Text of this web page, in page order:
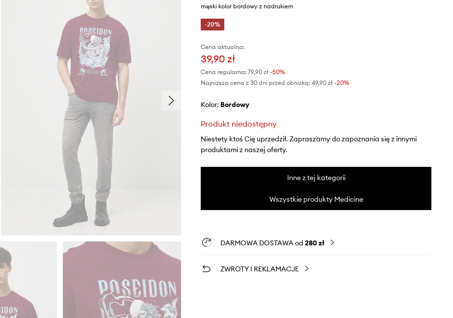
męski kolor bordowy z nadrukiem
-20%
Cena aktualna:
39,90 zł
Cena regularna: 79,90 zł-50%
Najniższa cena z 30 dni przed obniżką: 49,90 zł -20%
Kolor: bordowy
Produkt niedostępny
Niestety ktoś Cię uprzedził. Zapraszamy do zapoznania się z innymi
produktami z naszej oferty.
Inne z tej kategorii
Wszystkie produkty Medicine
DARMOWA DOSTAWA od 280 zł
ZWROTY I REKLAMACJE